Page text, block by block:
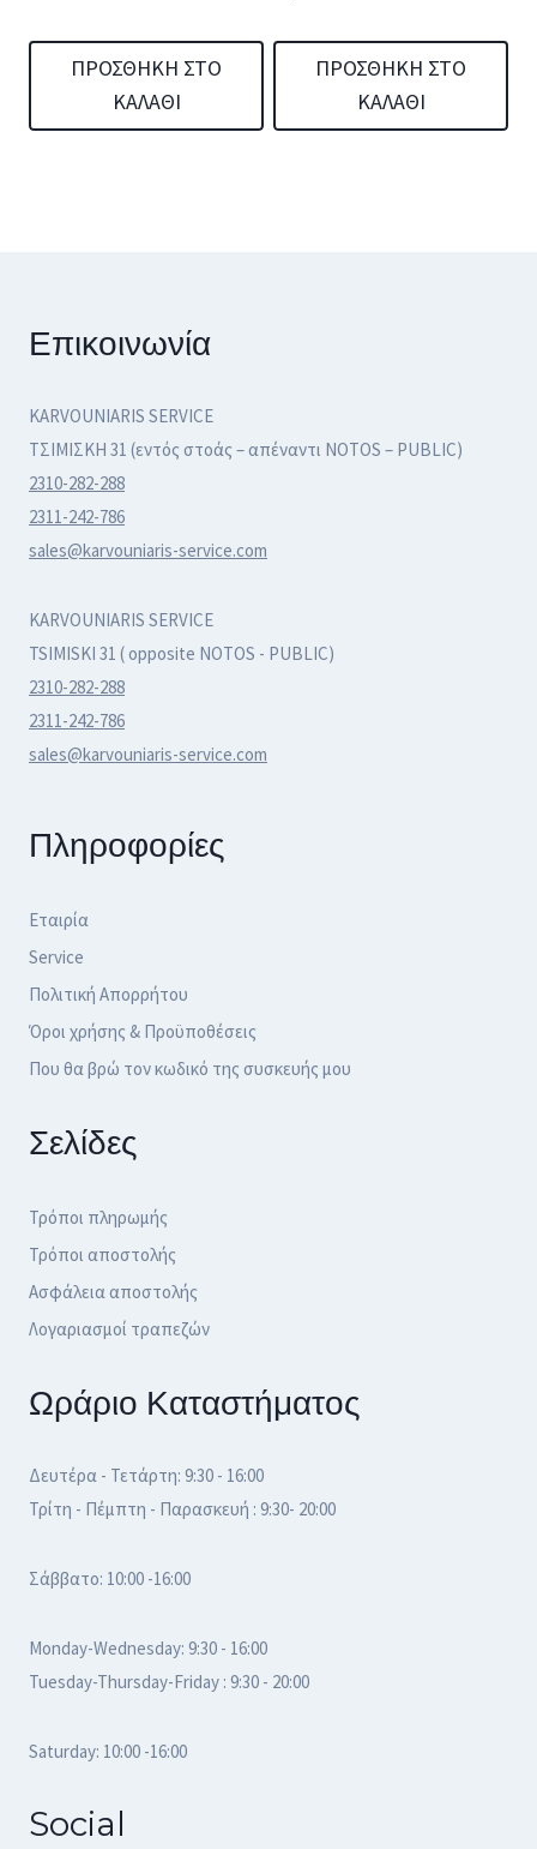
ΠΡΟΣΘΉΚΗ ΣΤΟ
ΚΑΛΆΘΙ
ΠΡΟΣΘΉΚΗ ΣΤΟ
ΚΑΛΆΘΙ
Επικοινωνία
KARVOUNIARIS SERVICE
ΤΣΙΜΙΣΚΗ 31 (εντός στοάς – απέναντι NOTOS – PUBLIC)
2310-282-288
2311-242-786
sales@karvouniaris-service.com
KARVOUNIARIS SERVICE
TSIMISKI 31 ( opposite NOTOS - PUBLIC)
2310-282-288
2311-242-786
sales@karvouniaris-service.com
Πληροφορίες
Εταιρία
Service
Πολιτική Απορρήτου
Όροι χρήσης & Προϋποθέσεις
Που θα βρώ τον κωδικό της συσκευής μου
Σελίδες
Τρόποι πληρωμής
Τρόποι αποστολής
Ασφάλεια αποστολής
Λογαριασμοί τραπεζών
Ωράριο Καταστήματος
Δευτέρα - Τετάρτη: 9:30 - 16:00
Τρίτη - Πέμπτη - Παρασκευή : 9:30- 20:00
Σάββατο: 10:00 -16:00
Monday-Wednesday: 9:30 - 16:00
Tuesday-Thursday-Friday : 9:30 - 20:00
Saturday: 10:00 -16:00
Social